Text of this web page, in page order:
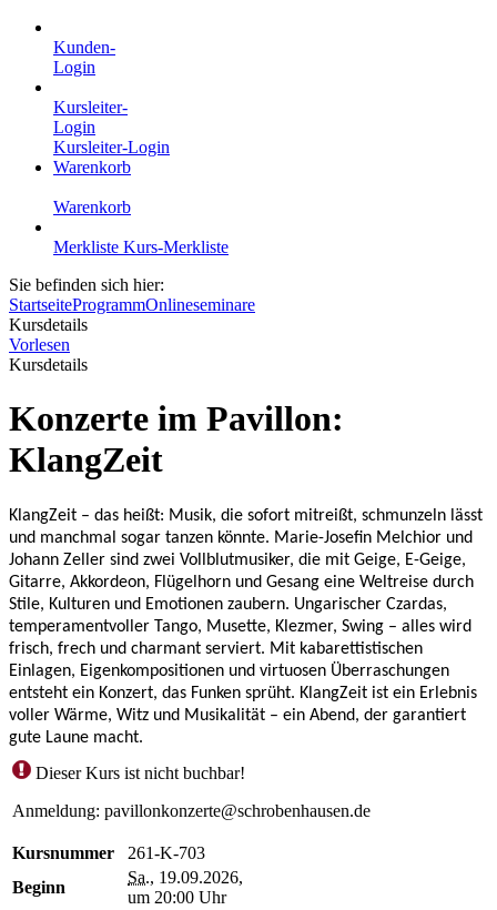
Kunden-
Login
Kursleiter-
Login
Kursleiter-Login
Warenkorb
Warenkorb
Merkliste Kurs-Merkliste
Sie befinden sich hier:
StartseiteProgrammOnlineseminare
Kursdetails
Vorlesen
Kursdetails
Konzerte im Pavillon:
KlangZeit
KlangZeit – das heißt: Musik, die sofort mitreißt, schmunzeln lässt
und manchmal sogar tanzen könnte. Marie-Josefin Melchior und
Johann Zeller sind zwei Vollblutmusiker, die mit Geige, E-Geige,
Gitarre, Akkordeon, Flügelhorn und Gesang eine Weltreise durch
Stile, Kulturen und Emotionen zaubern. Ungarischer Czardas,
temperamentvoller Tango, Musette, Klezmer, Swing – alles wird
frisch, frech und charmant serviert. Mit kabarettistischen
Einlagen, Eigenkompositionen und virtuosen Überraschungen
entsteht ein Konzert, das Funken sprüht. KlangZeit ist ein Erlebnis
voller Wärme, Witz und Musikalität – ein Abend, der garantiert
gute Laune macht.
Dieser Kurs ist nicht buchbar!
Anmeldung: pavillonkonzerte@schrobenhausen.de
Kursnummer
261-K-703
Beginn
Sa., 19.09.2026,
um 20:00 Uhr